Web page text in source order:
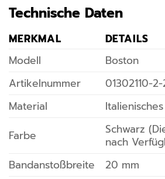
Technische Daten
MERKMAL
DETAILS
Modell
Boston
Artikelnummer
01302110-
Material
Farbe
Schwarz
nach
Bandanstoßbreite
20 mm